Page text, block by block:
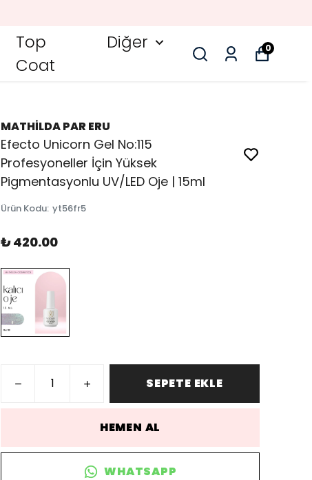
Top
Coat
Diğer 0
MATHİLDA PAR ERU
Efecto Unicorn Gel No:115
Profesyoneller İçin Yüksek
Pigmentasyonlu UV/LED Oje | 15ml
Ürün Kodu: yt56fr5
₺ 420.00
SEPETE EKLE
HEMEN AL
WHATSAPP